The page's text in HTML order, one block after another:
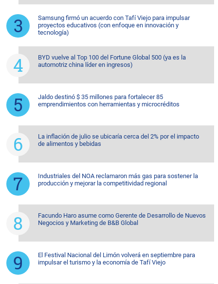
Samsung firmó un acuerdo con Tafí Viejo para impulsar
proyectos educativos (con enfoque en innovación y
tecnología)
BYD vuelve al Top 100 del Fortune Global 500 (ya es la
automotriz china líder en ingresos)
Jaldo destinó $ 35 millones para fortalecer 85
emprendimientos con herramientas y microcréditos
La inflación de julio se ubicaría cerca del 2% por el impacto
de alimentos y bebidas
Industriales del NOA reclamaron más gas para sostener la
producción y mejorar la competitividad regional
Facundo Haro asume como Gerente de Desarrollo de Nuevos
Negocios y Marketing de B&B Global
El Festival Nacional del Limón volverá en septiembre para
impulsar el turismo y la economía de Tafí Viejo